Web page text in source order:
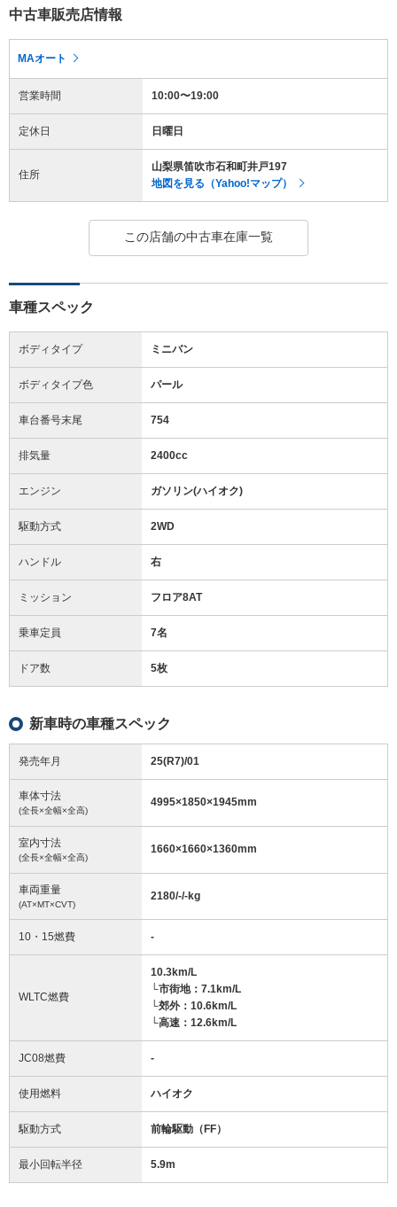
中古車販売店情報
MAオート
営業時間 10:00〜19:00
定休日 日曜日
住所
山梨県笛吹市石和町井戸197
地図を見る（Yahoo!マップ）
この店舗の中古車在庫一覧
車種スペック
ボディタイプ ミニバン
ボディタイプ色 パール
車台番号末尾 754
排気量 2400cc
エンジン ガソリン(ハイオク)
駆動方式 2WD
ハンドル 右
ミッション フロア8AT
乗車定員 7名
ドア数 5枚
新車時の車種スペック
発売年月 25(R7)/01
車体寸法
(全長×全幅×全高)
4995×1850×1945mm
室内寸法
(全長×全幅×全高)
1660×1660×1360mm
車両重量
(AT×MT×CVT)
2180/-/-kg
10・15燃費 -
WLTC燃費
10.3km/L
└市街地：7.1km/L
└郊外：10.6km/L
└高速：12.6km/L
JC08燃費 -
使用燃料 ハイオク
駆動方式 前輪駆動（FF）
最小回転半径 5.9m